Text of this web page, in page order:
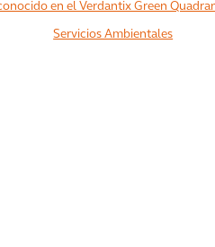
en el Verdantix Green
Servicios Ambientales